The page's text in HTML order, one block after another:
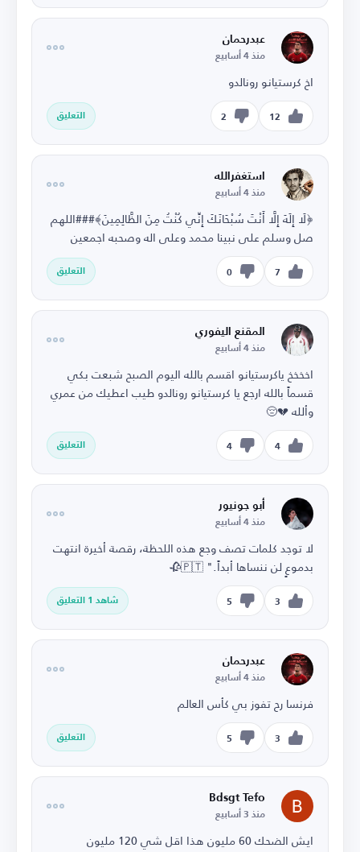
عبدرحمان
منذ 4 أسابيع
اخ كرستيانو رونالدو
12
2 التعليق
استغفرالله
منذ 4 أسابيع
﴿لَا إِلَهَ إِلَّا أَنْتَ سُبْحَانَكَ إِنِّي كُنْتُ مِنَ الظَّالِمِينَ﴾###اللهم
صل وسلم على نبينا محمد وعلى اله وصحبه اجمعين
7
0 التعليق
المقنع اليفوري
منذ 4 أسابيع
اخخخخ ياكرستيانو اقسم بالله اليوم الصبح شبعت بكي
قسماََ بالله ارجع يا كرستيانو رونالدو طيب اعطيك من عمري
وألله 💔😔
4
4 التعليق
أبو جونيور
منذ 4 أسابيع
لا توجد كلمات تصف وجع هذه اللحظة، رقصة أخيرة انتهت
بدموعٍ لن ننساها أبداً." 🇵🇹🥀
3
5 شاهد 1 التعليق
عبدرحمان
منذ 4 أسابيع
فرنسا رح تفوز بي كأس العالم
3
5 التعليق
Bdsgt Tefo
منذ 3 أسابيع
ايش الضحك 60 مليون هذا اقل شي 120 مليون